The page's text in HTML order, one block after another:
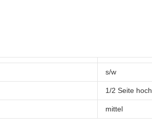
s/w
1/2 Seite hoch
mittel